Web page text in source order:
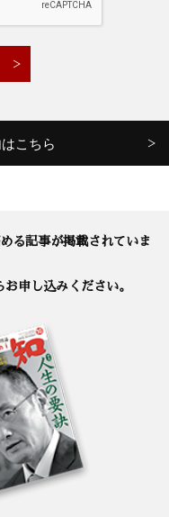
こちら
る記事が掲載されていま
申し込みください。